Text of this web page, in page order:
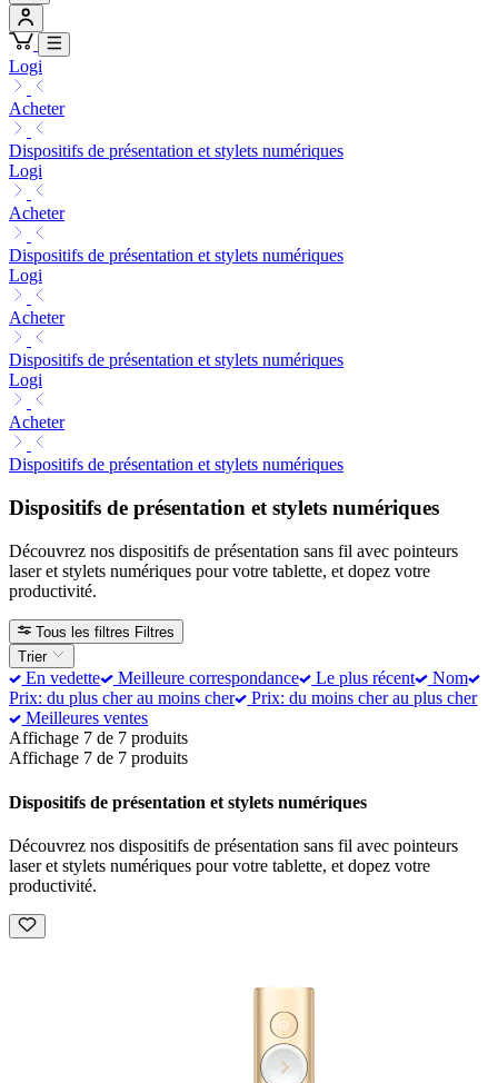
Logi
Acheter
Dispositifs de présentation et stylets numériques
Logi
Acheter
Dispositifs de présentation et stylets numériques
Logi
Acheter
Dispositifs de présentation et stylets numériques
Logi
Acheter
Dispositifs de présentation et stylets numériques
Dispositifs de présentation et stylets numériques
Découvrez nos dispositifs de présentation sans fil avec pointeurs
laser et stylets numériques pour votre tablette, et dopez votre
productivité.
Tous les filtres Filtres
Trier
En vedette Meilleure correspondance Le plus récent
Nom
Prix: du plus cher au moins cher
Prix: du moins cher au plus cher
Meilleures ventes
Affichage 7 de 7 produits
Affichage 7 de 7 produits
Dispositifs de présentation et stylets numériques
Découvrez nos dispositifs de présentation sans fil avec pointeurs
laser et stylets numériques pour votre tablette, et dopez votre
productivité.